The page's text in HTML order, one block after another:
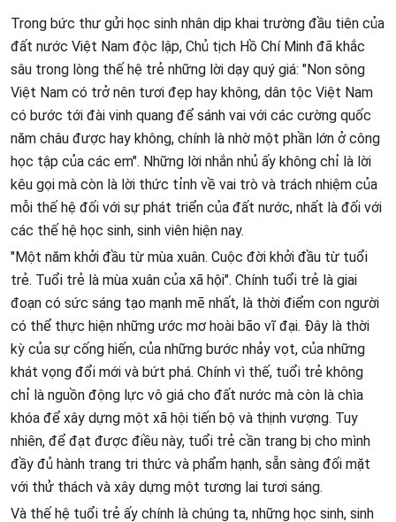
Trong bức thư gửi học sinh nhân dịp khai trường đầu tiên của
đất nước Việt Nam độc lập, Chủ tịch Hồ Chí Minh đã khắc
sâu trong lòng thế hệ trẻ những lời dạy quý giá: "Non sông
Việt Nam có trở nên tươi đẹp hay không, dân tộc Việt Nam
có bước tới đài vinh quang để sánh vai với các cường quốc
năm châu được hay không, chính là nhờ một phần lớn ở công
học tập của các em". Những lời nhắn nhủ ấy không chỉ là lời
kêu gọi mà còn là lời thức tỉnh về vai trò và trách nhiệm của
mỗi thế hệ đối với sự phát triển của đất nước, nhất là đối với
các thế hệ học sinh, sinh viên hiện nay.
"Một năm khởi đầu từ mùa xuân. Cuộc đời khởi đầu từ tuổi
trẻ. Tuổi trẻ là mùa xuân của xã hội". Chính tuổi trẻ là giai
đoạn có sức sáng tạo mạnh mẽ nhất, là thời điểm con người
có thể thực hiện những ước mơ hoài bão vĩ đại. Đây là thời
kỳ của sự cống hiến, của những bước nhảy vọt, của những
khát vọng đổi mới và bứt phá. Chính vì thế, tuổi trẻ không
chỉ là nguồn động lực vô giá cho đất nước mà còn là chìa
khóa để xây dựng một xã hội tiến bộ và thịnh vượng. Tuy
nhiên, để đạt được điều này, tuổi trẻ cần trang bị cho mình
đầy đủ hành trang tri thức và phẩm hạnh, sẵn sàng đối mặt
với thử thách và xây dựng một tương lai tươi sáng.
Và thế hệ tuổi trẻ ấy chính là chúng ta, những học sinh, sinh